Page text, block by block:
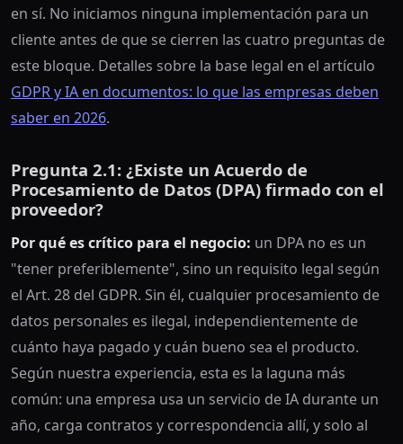
en sí. No iniciamos ninguna implementación para un
cliente antes de que se cierren las cuatro preguntas de
este bloque. Detalles sobre la base legal en el artículo
GDPR y IA en documentos: lo que las empresas deben
saber en 2026.
Pregunta 2.1: ¿Existe un Acuerdo de
Procesamiento de Datos (DPA) firmado con el
proveedor?
Por qué es crítico para el negocio: un DPA no es un
"tener preferiblemente", sino un requisito legal según
el Art. 28 del GDPR. Sin él, cualquier procesamiento de
datos personales es ilegal, independientemente de
cuánto haya pagado y cuán bueno sea el producto.
Según nuestra experiencia, esta es la laguna más
común: una empresa usa un servicio de IA durante un
año, carga contratos y correspondencia allí, y solo al